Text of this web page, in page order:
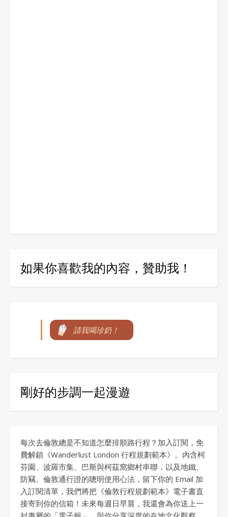
如果你喜歡我的內容，贊助我！
請我喝珍奶！
剛好的步調一起漫遊
每次去倫敦總是不知道怎麼排順路行程？加入訂閱，免
費解鎖《Wanderlust London 行程規劃範本》。內含柯
芬園、波羅市集、巴斯與柯茲窩鄉村串聯，以及地鐵、
防竊、倫敦通行證的聰明使用心法，留下你的 Email 加
入訂閱清單，我們將把《倫敦行程規劃範本》電子書直
接寄到你的信箱！未來每週日早晨，我還會為你送上一